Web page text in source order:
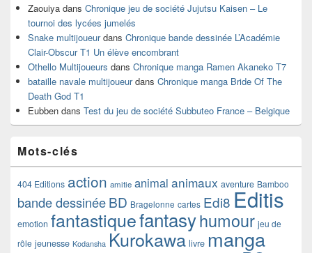
Zaouiya dans Chronique jeu de société Jujutsu Kaisen – Le
tournoi des lycées jumelés
Snake multijoueurdans Chronique bande dessinée L’Académie
Clair-Obscur T1 Un élève encombrant
Othello Multijoueurs dans Chronique manga Ramen Akaneko T7
bataille navale multijoueurdans Chronique manga Bride Of The
Death God T1
Eubben dans Test du jeu de société Subbuteo France – Belgique
Mots-clés
404 Editions action amitie animal animaux aventure Bamboo
bande dessinéeBD Bragelonne cartes Edi8 Editis
emotion fantastiquefantasyhumour jeu de
rôle jeunesse Kodansha Kurokawa livre manga